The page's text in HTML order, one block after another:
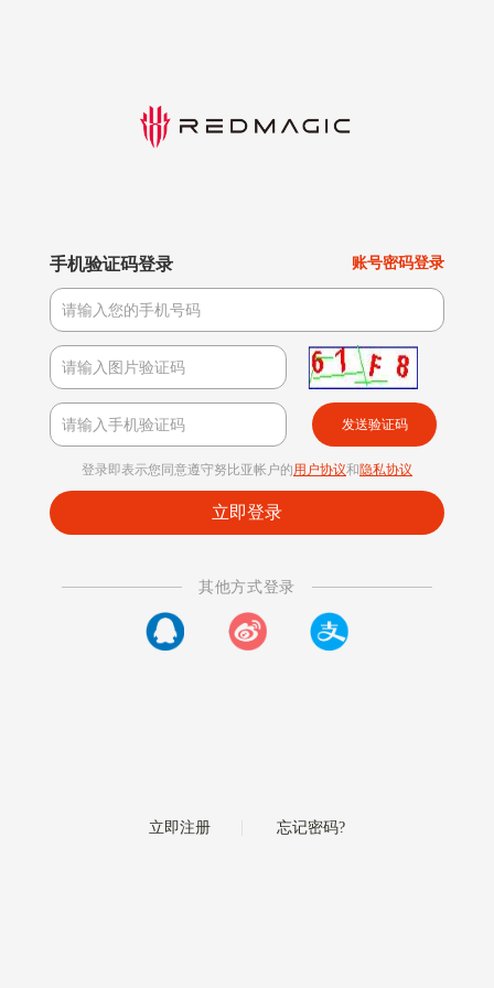
手机验证码登录 账号密码登录
发送验证码
登录即表示您同意遵守努比亚帐户的用户协议和隐私协议
其他方式登录
立即注册 忘记密码?